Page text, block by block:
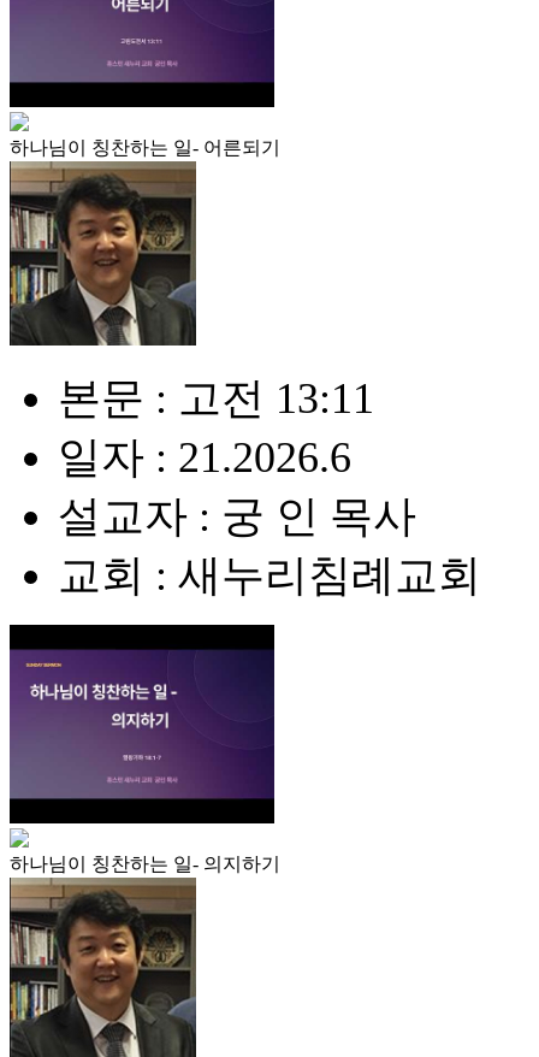
하나님이 칭찬하는 일- 어른되기
본문 : 고전 13:11
일자 : 21.2026.6
설교자 : 궁 인 목사
교회 : 새누리침례교회
하나님이 칭찬하는 일- 의지하기